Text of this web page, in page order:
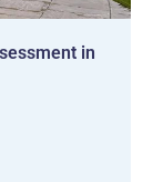
in